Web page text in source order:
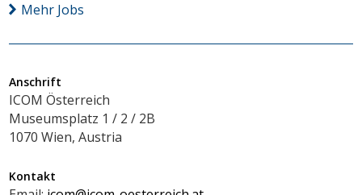
Mehr Jobs
Anschrift
ICOM Österreich
Museumsplatz 1 / 2 / 2B
1070 Wien, Austria
Kontakt